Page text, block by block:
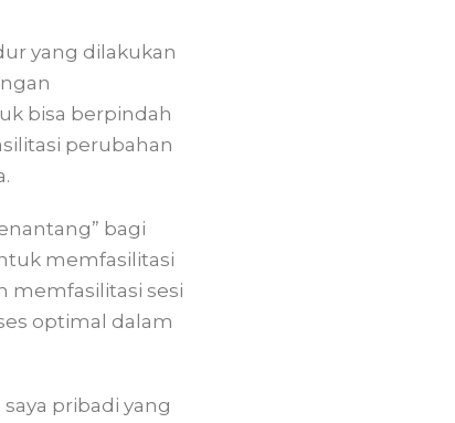
yang dilakukan
bisa berpindah
perubahan
bagi
memfasilitasi
memfasilitasi sesi
optimal dalam
pribadi yang